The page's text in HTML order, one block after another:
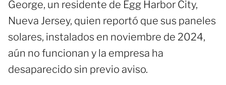
George, un residente de Egg Harbor City,
Nueva Jersey, quien reportó que sus paneles
solares, instalados en noviembre de 2024,
aún no funcionan y la empresa ha
desaparecido sin previo aviso.